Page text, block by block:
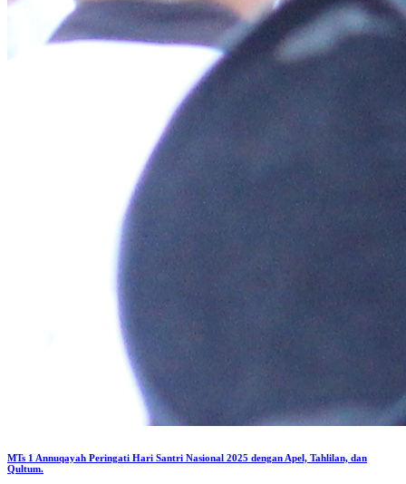
MTs 1 Annuqayah Peringati Hari Santri Nasional 2025 dengan Apel, Tahlilan, dan
Qultum.